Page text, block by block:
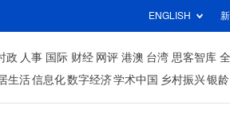
ENGLISH
政 人事 国际 财经 网评 港澳 台湾 思客智库
生活信息化数字经济学术中国 乡村振兴银龄